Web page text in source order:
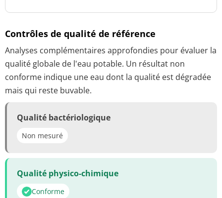
Contrôles de qualité de référence
Analyses complémentaires approfondies pour évaluer la
qualité globale de l'eau potable. Un résultat non
conforme indique une eau dont la qualité est dégradée
mais qui reste buvable.
Qualité bactériologique
Non mesuré
Qualité physico-chimique
Conforme